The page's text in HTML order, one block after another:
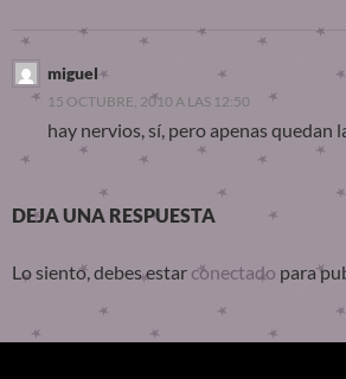
miguel
15 OCTUBRE, 2010 A LAS 12:50
hay nervios, sí, pero apenas quedan
DEJA UNA RESPUESTA
Lo siento, debes estar conectado para